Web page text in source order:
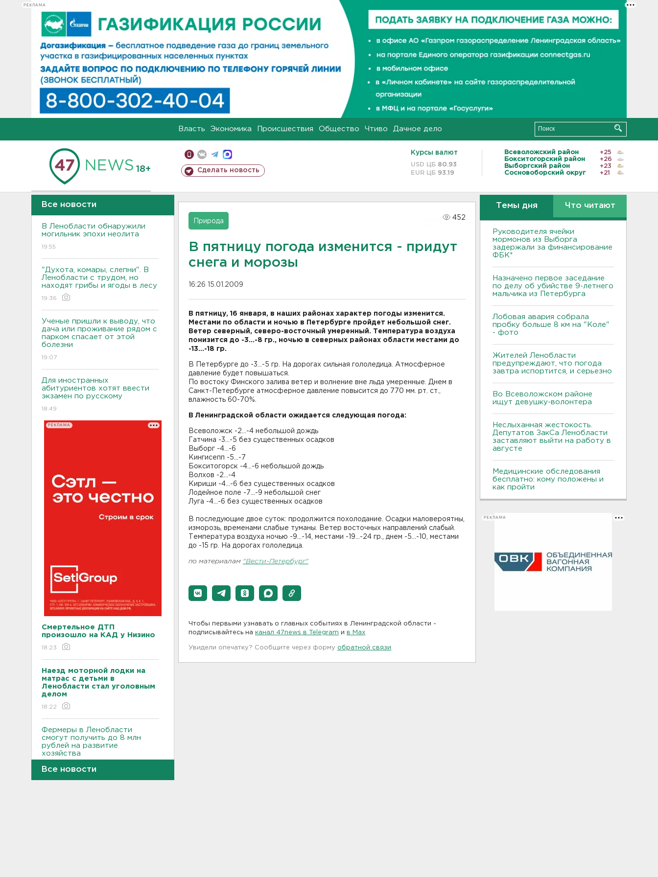
РЕКЛАМА
Власть Экономика Происшествия Общество Чтиво Дачное дело
18+ Сделать новость
Курсы валют
USD ЦБ 80.93
EUR ЦБ 93.19
Всеволожский район
+25
Бокситогорский район
+26
Выборгский район
+23
Сосновоборский округ
+21
Все новости
В Ленобласти обнаружили
могильник эпохи неолита
19:55
"Духота, комары, слепни". В
Ленобласти с трудом, но
находят грибы и ягоды в лесу
19:36
Ученые пришли к выводу, что
дача или проживание рядом с
парком спасает от этой
болезни
19:07
Для иностранных
абитуриентов хотят ввести
экзамен по русскому
18:49
РЕКЛАМА
Смертельное ДТП
произошло на КАД у Низино
18:23
Наезд моторной лодки на
матрас с детьми в
Ленобласти стал уголовным
делом
18:22
Фермеры в Ленобласти
смогут получить до 8 млн
рублей на развитие
хозяйства
18:07
Все новости
Природа
452
В пятницу погода изменится - придут
снега и морозы
16:26 15.01.2009
В пятницу, 16 января, в наших районах характер погоды изменится.
Местами по области и ночью в Петербурге пройдет небольшой снег.
Ветер северный, северо-восточный умеренный. Температура воздуха
понизится до -3...-8 гр., ночью в северных районах области местами до
-13...-18 гр.
В Петербурге до -3...-5 гр. На дорогах сильная гололедица. Атмосферное
давление будет повышаться.
По востоку Финского залива ветер и волнение вне льда умеренные. Днем в
Санкт-Петербурге атмосферное давление повысится до 770 мм. рт. ст.,
влажность 60-70%.
В Ленинградской области ожидается следующая погода:
Всеволожск -2...-4 небольшой дождь
Гатчина -3...-5 без существенных осадков
Выборг -4...-6
Кингисепп -5...-7
Бокситогорск -4...-6 небольшой дождь
Волхов -2...-4
Кириши -4...-6 без существенных осадков
Лодейное поле -7...-9 небольшой снег
Луга -4...-6 без существенных осадков
В последующие двое суток: продолжится похолодание. Осадки маловероятны,
изморозь, временами слабые туманы. Ветер восточных направлений слабый.
Температура воздуха ночью -9...-14, местами -19...-24 гр., днем -5...-10, местами
до -15 гр. На дорогах гололедица.
по материалам "Вести-Петербург"
Чтобы первыми узнавать о главных событиях в Ленинградской области -
подписывайтесь на канал 47news в Telegram и в Maх
Увидели опечатку? Сообщите через форму обратной связи
Темы дня Что читают
Руководителя ячейки
мормонов из Выборга
задержали за финансирование
ФБК*
Назначено первое заседание
по делу об убийстве 9-летнего
мальчика из Петербурга
Лобовая авария собрала
пробку больше 8 км на "Коле"
- фото
Жителей Ленобласти
предупреждают, что погода
завтра испортится, и серьезно
Во Всеволожском районе
ищут девушку-волонтера
Неслыханная жестокость.
Депутатов ЗакСа Ленобласти
заставляют выйти на работу в
августе
Медицинские обследования
бесплатно: кому положены и
как пройти
РЕКЛАМА